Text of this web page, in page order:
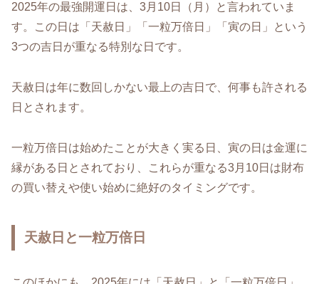
2025年の最強開運日は、3月10日（月）と言われていま
す。この日は「天赦日」「一粒万倍日」「寅の日」という
3つの吉日が重なる特別な日です。
天赦日は年に数回しかない最上の吉日で、何事も許される
日とされます。
一粒万倍日は始めたことが大きく実る日、寅の日は金運に
縁がある日とされており、これらが重なる3月10日は財布
の買い替えや使い始めに絶好のタイミングです。
天赦日と一粒万倍日